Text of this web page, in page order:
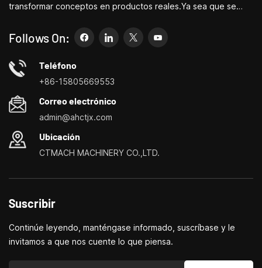
transformar conceptos en productos reales.Ya sea que se
simplemente sea un emprendedor creativo, las pequeñas
máquinas herramienta de Bite pueden permitirle satisfacer sus
necesidades de manera más fácil, rápida y
económica.Especializados en pequeños centros de
domésticos, taladradoras y fresadoras domésticas, pequeños
tornos, taladradores y fresadores multifuncionales.
Follows On:
Teléfono
+86-15805669553
Correo electrónico
admin@ahctjx.com
Ubicación
CTMACH MACHINERY CO.,LTD.
Suscribir
Continúe leyendo, manténgase informado, suscríbase y le
invitamos a que nos cuente lo que piensa.